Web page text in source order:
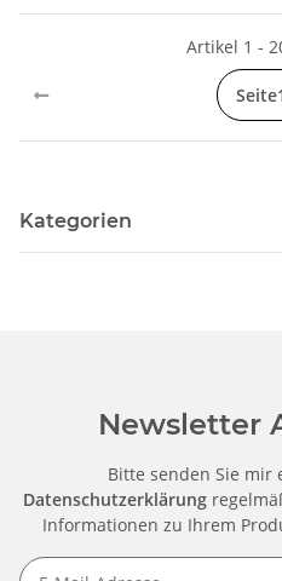
Artikel 1 -
Seite
Kategorien
Newsletter
Bitte senden Sie mir
Datenschutzerklärung
Informationen zu Ihrem